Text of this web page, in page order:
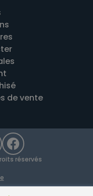
de vente
réservés